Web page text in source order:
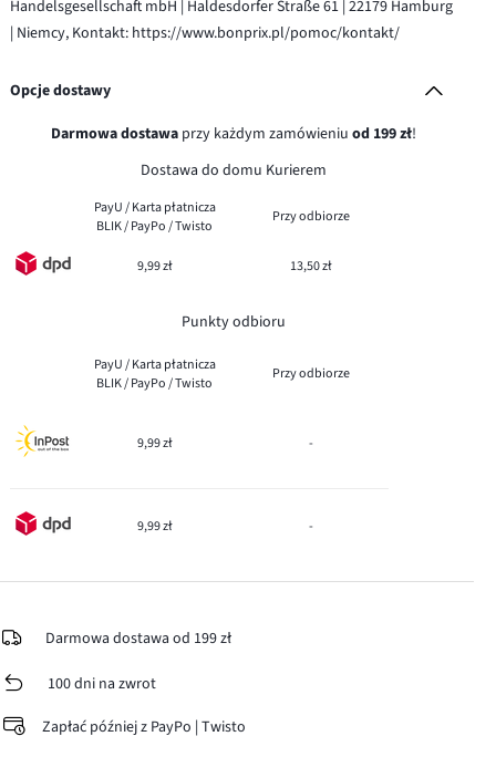
Handelsgesellschaft mbH | Haldesdorfer Straße 61 | 22179 Hamburg
| Niemcy, Kontakt: https://www.bonprix.pl/pomoc/kontakt/
Opcje dostawy
Darmowa dostawaprzy każdym zamówieniu od 199 zł!
Dostawa do domu Kurierem
PayU / Karta płatnicza
BLIK / PayPo / Twisto
Przy odbiorze
9,99 zł 13,50 zł
Punkty odbioru
PayU / Karta płatnicza
BLIK / PayPo / Twisto
Przy odbiorze
9,99 zł -
9,99 zł -
Darmowa dostawa od 199 zł
100 dni na zwrot
Zapłać później z PayPo | Twisto